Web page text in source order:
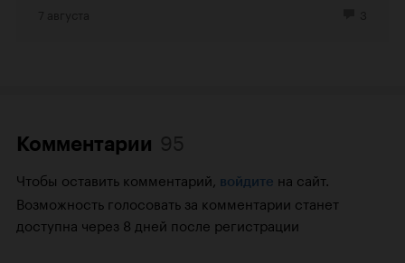
Комментарии
Чтобы оставить комментарий, войдите на сайт.
Возможность голосовать за комментарии станет
доступна через 8 дней после регистрации